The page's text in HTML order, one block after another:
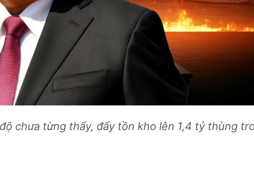
chưa từng thấy, đẩy tồn kho lên 1,4 tỷ thùng